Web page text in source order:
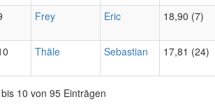
Frey Eric 18,90 (7)
Thäle Sebastian 17,81 (24)
10 von 95 Einträgen